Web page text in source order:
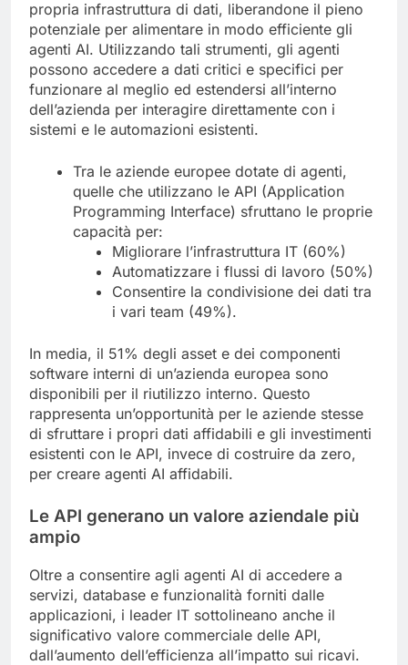
propria infrastruttura di dati, liberandone il pieno
potenziale per alimentare in modo efficiente gli
agenti AI. Utilizzando tali strumenti, gli agenti
possono accedere a dati critici e specifici per
funzionare al meglio ed estendersi all’interno
dell’azienda per interagire direttamente con i
sistemi e le automazioni esistenti.
Tra le aziende europee dotate di agenti,
quelle che utilizzano le API (Application
Programming Interface) sfruttano le proprie
capacità per:
Migliorare l’infrastruttura IT (60%)
Automatizzare i flussi di lavoro (50%)
Consentire la condivisione dei dati tra
i vari team (49%).
In media, il 51% degli asset e dei componenti
software interni di un’azienda europea sono
disponibili per il riutilizzo interno. Questo
rappresenta un’opportunità per le aziende stesse
di sfruttare i propri dati affidabili e gli investimenti
esistenti con le API, invece di costruire da zero,
per creare agenti AI affidabili.
Le API generano un valore aziendale più
ampio
Oltre a consentire agli agenti AI di accedere a
servizi, database e funzionalità forniti dalle
applicazioni, i leader IT sottolineano anche il
significativo valore commerciale delle API,
dall’aumento dell’efficienza all’impatto sui ricavi.